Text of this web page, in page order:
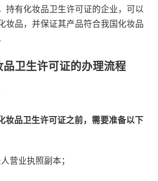
持有化妆品卫生许可证的企业，可以
妆品，并保证其产品符合我国化妆品
品卫生许可证的办理流程
妆品卫生许可证之前，需要准备以下
营业执照副本；